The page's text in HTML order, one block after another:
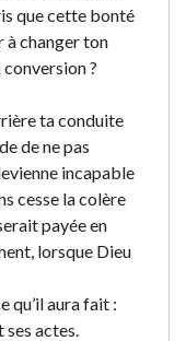
que cette bonté
à changer ton
?
ta conduite
de ne pas
incapable
cesse la colère
payée en
lorsque Dieu
qu’il aura fait :
actes.